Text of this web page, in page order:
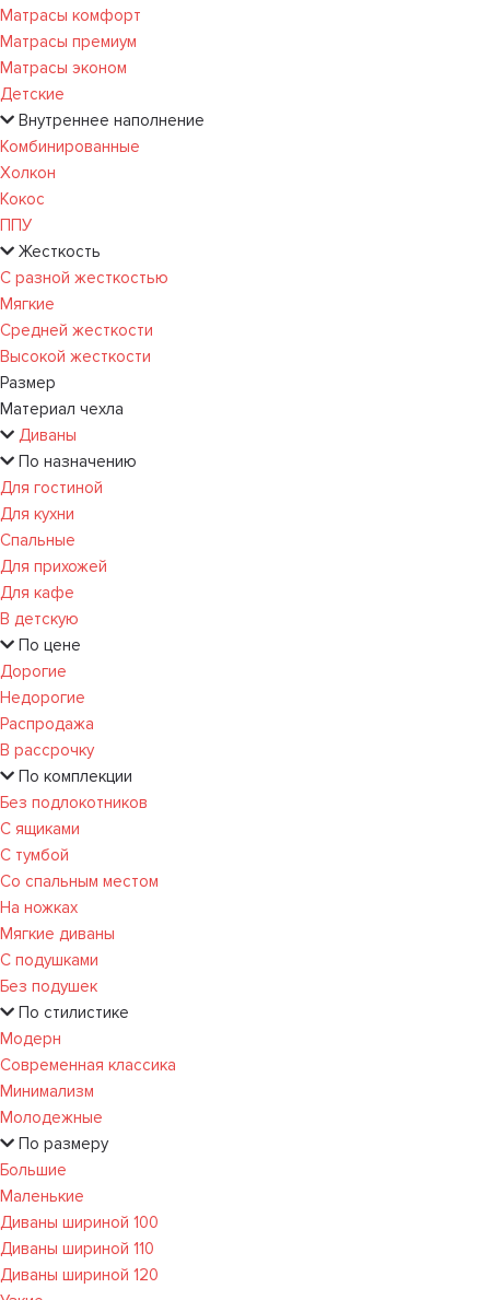
Матрасы комфорт
Матрасы премиум
Матрасы эконом
Детские
Внутреннее наполнение
Комбинированные
Холкон
Кокос
ППУ
Жесткость
С разной жесткостью
Мягкие
Средней жесткости
Высокой жесткости
Размер
Материал чехла
Диваны
По назначению
Для гостиной
Для кухни
Спальные
Для прихожей
Для кафе
В детскую
По цене
Дорогие
Недорогие
Распродажа
В рассрочку
По комплекции
Без подлокотников
С ящиками
С тумбой
Со спальным местом
На ножках
Мягкие диваны
С подушками
Без подушек
По стилистике
Модерн
Современная классика
Минимализм
Молодежные
По размеру
Большие
Маленькие
Диваны шириной 100
Диваны шириной 110
Диваны шириной 120